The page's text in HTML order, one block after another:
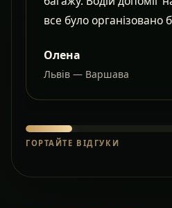
все було організовано
Олена
Львів — Варшава
ГОРТАЙТЕ ВІДГУКИ